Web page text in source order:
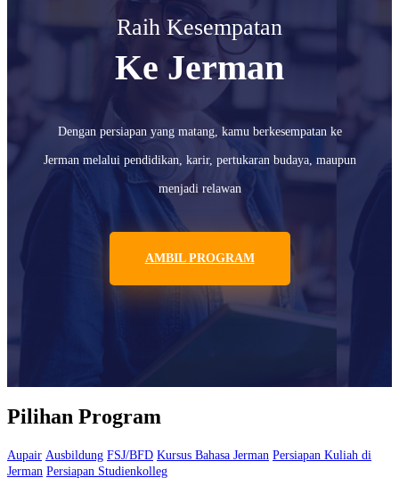
Raih Kesempatan
Ke Jerman
Dengan persiapan yang matang, kamu berkesempatan ke
Jerman melalui pendidikan, karir, pertukaran budaya, maupun
menjadi relawan
AMBIL PROGRAM
Pilihan Program
Aupair Ausbildung FSJ/BFD Kursus Bahasa Jerman Persiapan Kuliah di
Jerman Persiapan Studienkolleg